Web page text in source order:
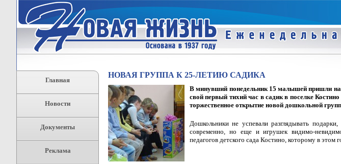
Главная
Новости
Документы
Реклама
НОВАЯ ГРУППА К 25-ЛЕТИЮ САДИКА
В минувший понедельник 15 малышей пришли на
свой первый тихий час в садик в поселке
торжественное открытие новой дошкольной
Дошкольники не успевали разглядывать
современно, но еще и игрушек видимо-
педагогов детского сада Костино, которому в этом